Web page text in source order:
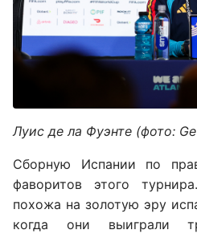
Луис де ла Фуэнте (фото:
Сборную Испании по
фаворитов этого
похожа на золотую эру
когда они выиграли